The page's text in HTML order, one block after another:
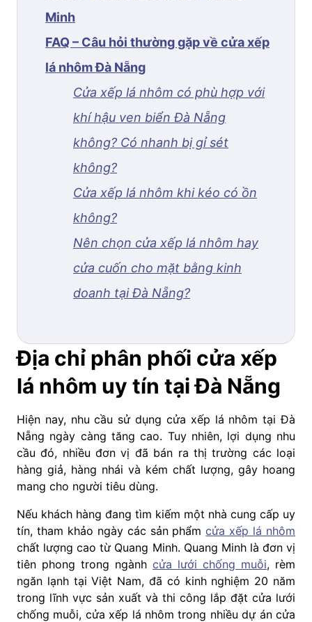
Minh
FAQ – Câu hỏi thường gặp về cửa xếp
lá nhôm Đà Nẵng
Cửa xếp lá nhôm có phù hợp với
khí hậu ven biển Đà Nẵng
không? Có nhanh bị gỉ sét
không?
Cửa xếp lá nhôm khi kéo có ồn
không?
Nên chọn cửa xếp lá nhôm hay
cửa cuốn cho mặt bằng kinh
doanh tại Đà Nẵng?
Địa chỉ phân phối cửa xếp
lá nhôm uy tín tại Đà Nẵng
Hiện nay, nhu cầu sử dụng cửa xếp lá nhôm tại Đà
Nẵng ngày càng tăng cao. Tuy nhiên, lợi dụng nhu
cầu đó, nhiều đơn vị đã bán ra thị trường các loại
hàng giả, hàng nhái và kém chất lượng, gây hoang
mang cho người tiêu dùng.
Nếu khách hàng đang tìm kiếm một nhà cung cấp uy
tín, tham khảo ngày các sản phẩmcửa xếp lá nhôm
chất lượng cao từ Quang Minh. Quang Minh là đơn vị
tiên phong trong ngành cửa lưới chống muỗi, rèm
ngăn lạnh tại Việt Nam, đã có kinh nghiệm 20 năm
trong lĩnh vực sản xuất và thi công lắp đặt cửa lưới
chống muỗi, cửa xếp lá nhôm trong nhiều dự án cửa